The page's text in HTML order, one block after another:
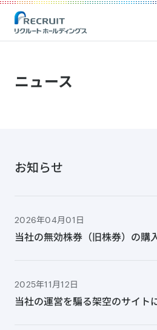
Recruit Holdings
ニュース
お知らせ
2026年04月01日
当社の無効株券（旧株券）の購
2025年11月12日
当社の運営を騙る架空のサイト